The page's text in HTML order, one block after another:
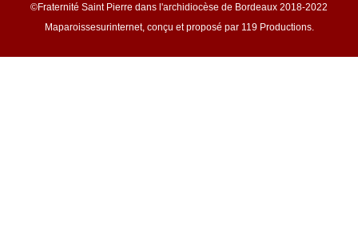
©Fraternité Saint Pierre dans l'archidiocèse de Bordeaux 2018-2022
Maparoissesurinternet, conçu et proposé par 119 Productions.